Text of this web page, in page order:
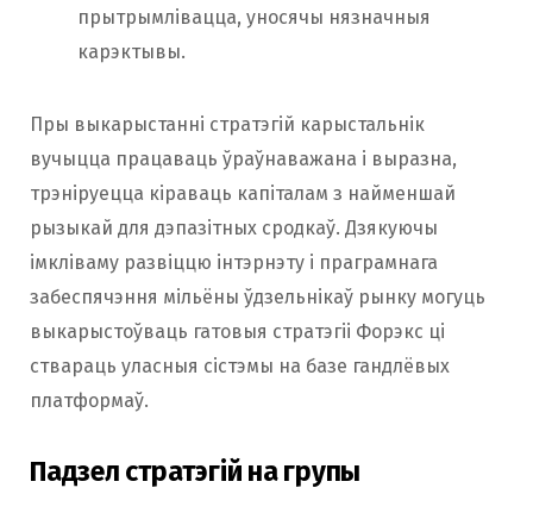
прытрымлівацца, уносячы нязначныя
карэктывы.
Пры выкарыстанні стратэгій карыстальнік
вучыцца працаваць ўраўнаважана і выразна,
трэніруецца кіраваць капіталам з найменшай
рызыкай для дэпазітных сродкаў. Дзякуючы
імкліваму развіццю інтэрнэту і праграмнага
забеспячэння мільёны ўдзельнікаў рынку могуць
выкарыстоўваць гатовыя стратэгіі Форэкс ці
ствараць уласныя сістэмы на базе гандлёвых
платформаў.
Падзел стратэгій на групы